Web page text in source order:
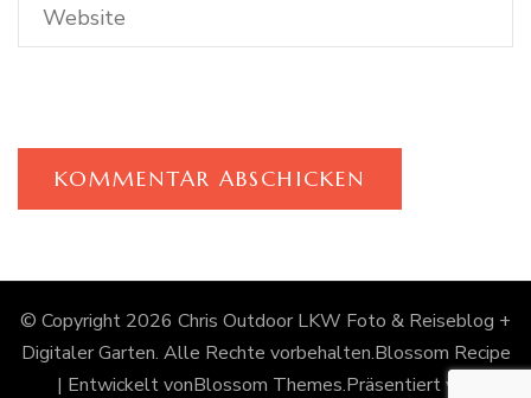
© Copyright 2026 Chris Outdoor LKW Foto & Reiseblog +
Digitaler Garten. Alle Rechte vorbehalten.Blossom Recipe
| Entwickelt vonBlossom Themes.Präsentiert von